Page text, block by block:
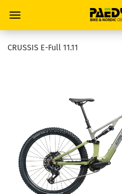
CRUSSIS E-Full 11.11